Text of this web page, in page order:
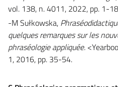
vol. 138, n. 4011, 2022, pp. 1-
-M Sułkowska,
quelques remarques sur les
phraséologie appliquée.
1, 2016, pp. 35-54.